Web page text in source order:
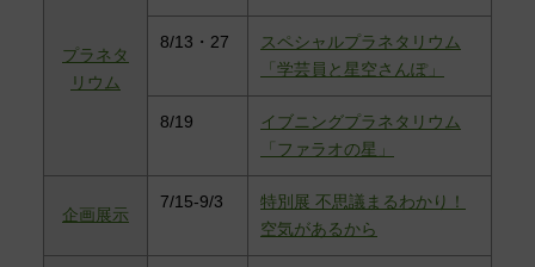
プラネタ
リウム
8/13・27
スペシャルプラネタリウム
「学芸員と星空さんぽ」
8/19
イブニングプラネタリウム
「ファラオの星」
企画展示
7/15-9/3
特別展 不思議まるわかり！
空気があるから